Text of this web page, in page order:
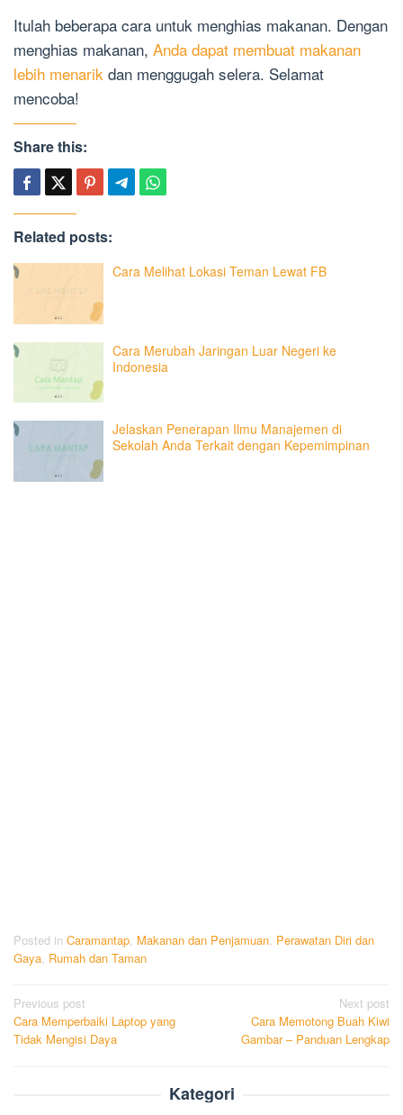
Itulah beberapa cara untuk menghias makanan. Dengan
menghias makanan, Anda dapat membuat makanan
lebih menarik dan menggugah selera. Selamat
mencoba!
Share this:
Related posts:
Cara Melihat Lokasi Teman Lewat FB
Cara Merubah Jaringan Luar Negeri ke
Indonesia
Jelaskan Penerapan Ilmu Manajemen di
Sekolah Anda Terkait dengan Kepemimpinan
Posted in Caramantap Makanan dan Penjamuan Perawatan Diri dan
Gaya Rumah dan Taman
Post
navigation
Previous post
Cara Memperbaiki Laptop yang
Tidak Mengisi Daya
Next post
Cara Memotong Buah Kiwi
Gambar – Panduan Lengkap
Kategori